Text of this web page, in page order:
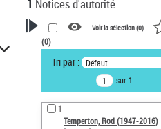
1 Notices d'autorité
VOTRE RECHERCHE
Recherche avancée dans les
notices d’autorité
Œuvres liées à l'auteur :
Temperton, Rod (1947-2016)
Voir la sélection (0)
(0)
Tri par : Défaut
sur 1
1
Temperton, Rod (1947-2016)